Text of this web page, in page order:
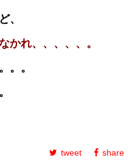
、
かれ、、、、、。
。。
tweet share